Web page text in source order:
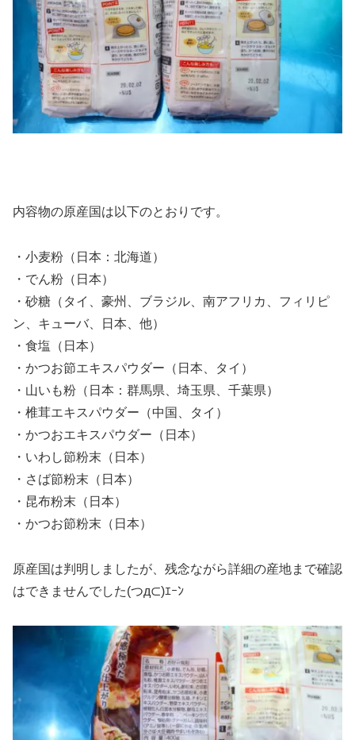
内容物の原産国は以下のとおりです。
・小麦粉（日本：北海道）
・でん粉（日本）
・砂糖（タイ、豪州、ブラジル、南アフリカ、フィリピ
ン、キューバ、日本、他）
・食塩（日本）
・かつお節エキスパウダー（日本、タイ）
・山いも粉（日本：群馬県、埼玉県、千葉県）
・椎茸エキスパウダー（中国、タイ）
・かつおエキスパウダー（日本）
・いわし節粉末（日本）
・さば節粉末（日本）
・昆布粉末（日本）
・かつお節粉末（日本）
原産国は判明しましたが、残念ながら詳細の産地まで確認
はできませんでした(つд⊂)ｴｰﾝ